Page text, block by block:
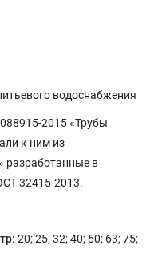
водоснабжения
2015 «Трубы
к ним из
разработанные в
32415-2013.
20; 25; 32; 40; 50; 63; 75;